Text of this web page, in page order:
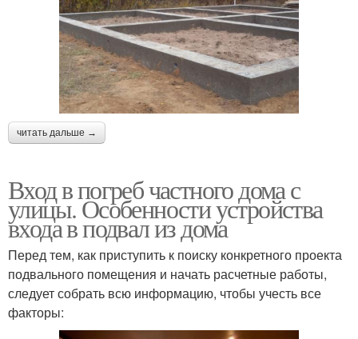
читать дальше →
Вход в погреб частного дома с
улицы. Особенности устройства
входа в подвал из дома
Перед тем, как приступить к поиску конкретного проекта
подвального помещения и начать расчетные работы,
следует собрать всю информацию, чтобы учесть все
факторы: